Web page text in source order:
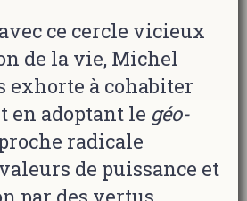
ce cercle vicieux
de la vie, Michel
exhorte à cohabiter
en adoptant le géo-
radicale
de puissance et